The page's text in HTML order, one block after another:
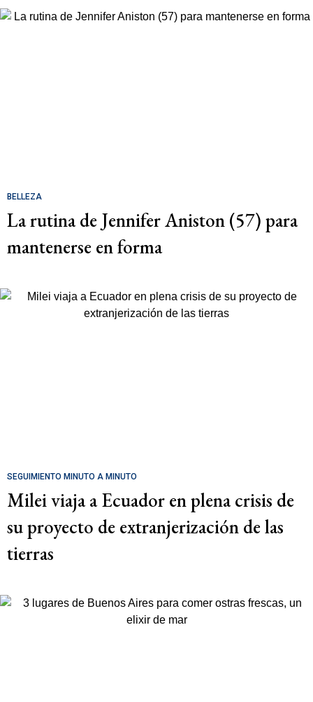
BELLEZA
La rutina de Jennifer Aniston (57) para
mantenerse en forma
SEGUIMIENTO MINUTO A MINUTO
Milei viaja a Ecuador en plena crisis de
su proyecto de extranjerización de las
tierras